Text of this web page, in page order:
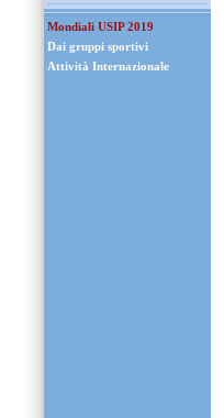
Mondiali USIP 2019
Dai gruppi sportivi
Attività Internazionale